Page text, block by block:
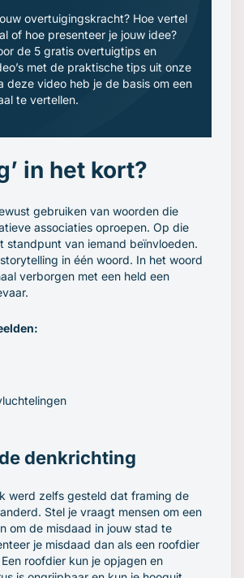
overtuigingskracht? Hoe vertel
of hoe presenteer je jouw idee?
de 5 gratis overtuigtips en
met de praktische tips uit onze
deze video heb je de basis om een
te vertellen.
in het kort?
gebruiken van woorden die
associaties oproepen. Op die
standpunt van iemand beïnvloeden.
in één woord. In het woord
verborgen met een held een
denkrichting
werd zelfs gesteld dat framing de
Stel je vraagt mensen om een
om de misdaad in jouw stad te
je misdaad dan als een roofdier
roofdier kun je opjagen en